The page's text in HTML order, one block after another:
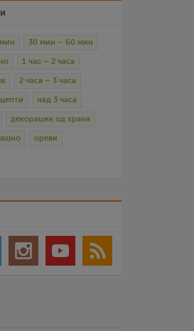
30 мин – 60 мин
1 час – 2 часа
2 часа – 3 часа
над 3 часа
декорации од храна
ореви